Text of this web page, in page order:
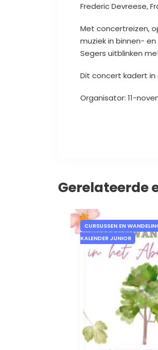
Frederic Devreese,
Met concertreizen,
muziek in binnen-
Segers uitblinken
Dit concert kadert
Organisator: 11-
Gerelateerde
CURSUSSEN EN
KALENDER JUNIOR